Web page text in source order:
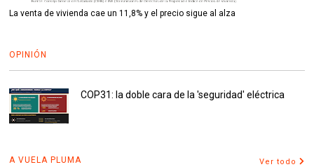
La venta de vivienda cae un 11,8% y el precio sigue al alza
OPINIÓN
COP31: la doble cara de la 'seguridad' eléctrica
A VUELA PLUMA Ver todo